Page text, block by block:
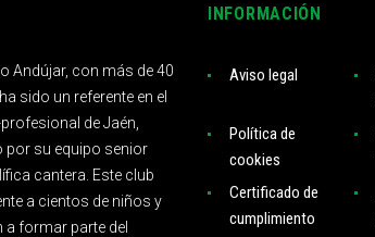
Andújar, con más de 40
sido un referente en el
de Jaén,
por su equipo senior
cantera. Este club
a cientos de niños y
a formar parte del
INFORMACIÓN
Aviso legal
Política de
cookies
Certificado de
cumplimiento